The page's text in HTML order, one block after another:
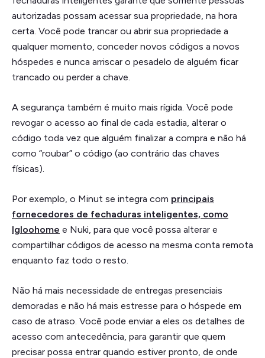
autorizadas possam acessar sua propriedade, na hora
certa. Você pode trancar ou abrir sua propriedade a
qualquer momento, conceder novos códigos a novos
hóspedes e nunca arriscar o pesadelo de alguém ficar
trancado ou perder a chave.
A segurança também é muito mais rígida. Você pode
revogar o acesso ao final de cada estadia, alterar o
código toda vez que alguém finalizar a compra e não há
como “roubar” o código (ao contrário das chaves
físicas).
Por exemplo, o Minut se integra com principais
fornecedores de fechaduras inteligentes, como
Igloohome e Nuki, para que você possa alterar e
compartilhar códigos de acesso na mesma conta remota
enquanto faz todo o resto.
Não há mais necessidade de entregas presenciais
demoradas e não há mais estresse para o hóspede em
caso de atraso. Você pode enviar a eles os detalhes de
acesso com antecedência, para garantir que quem
precisar possa entrar quando estiver pronto, de onde